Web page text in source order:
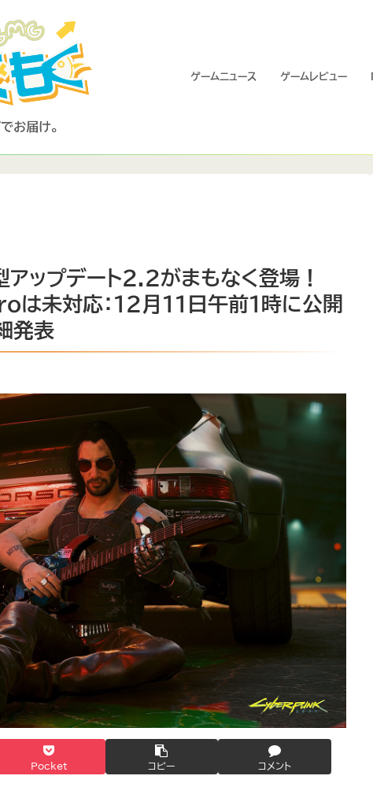
ゲームニュース ゲームレビュー
アップデート2.2がまもなく登場！
は未対応：12月11日午前1時に公開
発表
Pocket コピー コメント